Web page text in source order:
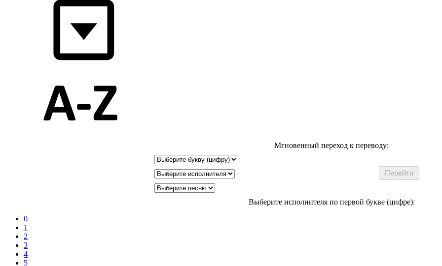
Мгновенный переход к переводу:
Выберите исполнителя по первой букве (цифре):
0
1
2
3
4
5